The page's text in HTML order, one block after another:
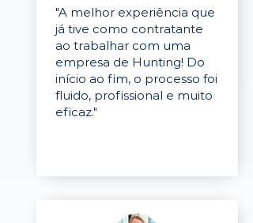
"A melhor experiência que
já tive como contratante
ao trabalhar com uma
empresa de Hunting! Do
início ao fim, o processo foi
fluido, profissional e muito
eficaz."